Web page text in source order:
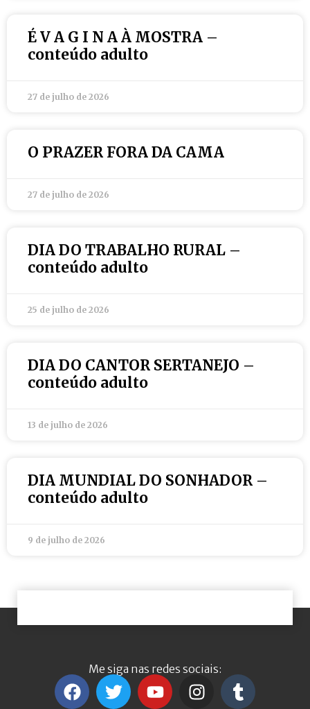
É V A G I N A À MOSTRA –
conteúdo adulto
27 de julho de 2026
O PRAZER FORA DA CAMA
27 de julho de 2026
DIA DO TRABALHO RURAL –
conteúdo adulto
25 de julho de 2026
DIA DO CANTOR SERTANEJO –
conteúdo adulto
13 de julho de 2026
DIA MUNDIAL DO SONHADOR –
conteúdo adulto
9 de julho de 2026
Me siga nas redes sociais: